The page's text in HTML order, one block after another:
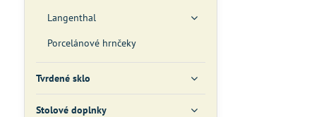
Langenthal
Porcelánové hrnčeky
Tvrdené sklo
Stolové doplnky